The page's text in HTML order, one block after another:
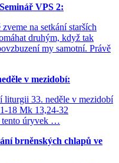
Seminář VPS 2:
na setkání starších
druhým, když tak
my samotní. Právě
v mezidobí:
liturgii 33. neděle v mezidobí
18 Mk 13,24-32
tento úryvek …
brněnských chlapů ve